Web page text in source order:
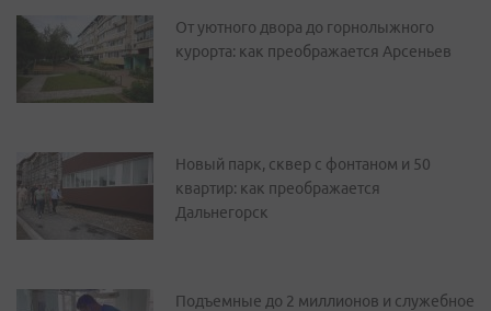
От уютного двора до горнолыжного
курорта: как преображается Арсеньев
Новый парк, сквер с фонтаном и 50
квартир: как преображается
Дальнегорск
Подъемные до 2 миллионов и служебное